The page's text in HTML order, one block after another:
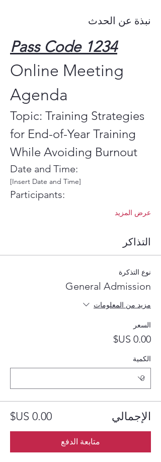
نبذة عن الحدث
Pass Code 1234
Online Meeting
Agenda
Topic: Training Strategies
for End-of-Year Training
While Avoiding Burnout
Date and Time:
[Insert Date and Time]
Participants:
عرض المزيد
التذاكر
نوع التذكرة
General Admission
مزيد من المعلومات
السعر
الكمية
الإجمالي
متابعة الدفع